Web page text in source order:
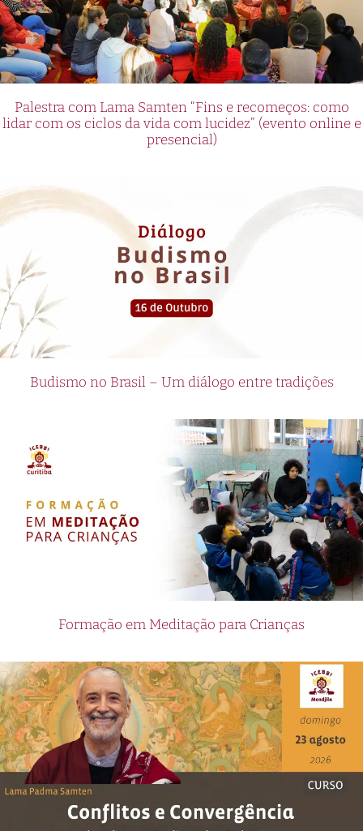
Palestra com Lama Samten “Fins e recomeços: como
lidar com os ciclos da vida com lucidez” (evento online e
presencial)
Budismo no Brasil – Um diálogo entre tradições
Formação em Meditação para Crianças